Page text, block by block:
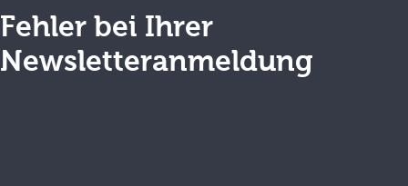
Fehler bei Ihrer
Newsletteranmeldung